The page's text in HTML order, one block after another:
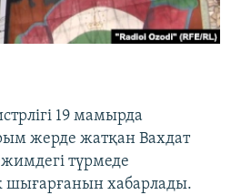
19 мамырда
жерде жатқан Вахдат
түрмеде
шығарғанын хабарлады.